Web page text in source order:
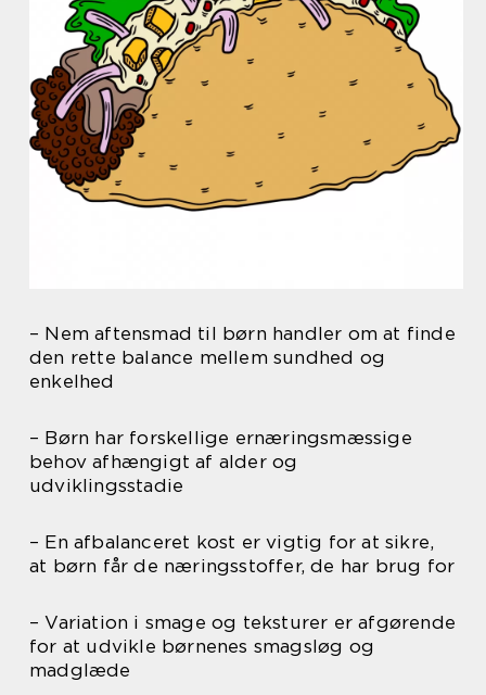
– Nem aftensmad til børn handler om at finde
den rette balance mellem sundhed og
enkelhed
– Børn har forskellige ernæringsmæssige
behov afhængigt af alder og
udviklingsstadie
– En afbalanceret kost er vigtig for at sikre,
at børn får de næringsstoffer, de har brug for
– Variation i smage og teksturer er afgørende
for at udvikle børnenes smagsløg og
madglæde